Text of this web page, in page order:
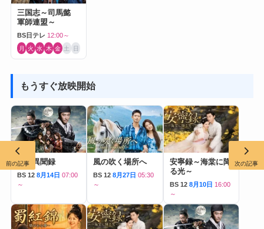
三国志～司馬懿
軍師連盟～
BS日テレ 12:00～
月 火 水 木 金 土 日
もうすぐ放映開始
天啓異聞録
BS 12 8月14日 07:00
～
風の吹く場所へ
BS 12 8月27日 05:30
～
安寧録～海棠に降
る光～
BS 12 8月10日 16:00
～
前の記事 次の記事